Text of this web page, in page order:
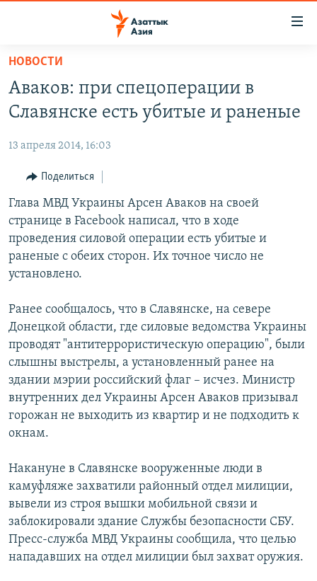
Вернуться
основному
содержанию
навигации
Вернутся
поиску
УЗБЕКИСТАН
ТАДЖИКИСТАН
НА ДРУГИХ ЯЗЫКАХ
ҚАЗАҚША
КЫРГЫЗЧА
ЎЗБЕКЧА
ТОҶИКӢ
TÜRKMENÇE
Все сайты РСЕ/РС
НОВОСТИ
Аваков: при спецоперации в
Славянске есть убитые и раненые
13 апреля 2014, 16:03
Поделиться
Глава МВД Украины Арсен Аваков на своей
странице в Facebook написал, что в ходе
проведения силовой операции есть убитые и
раненые с обеих сторон. Их точное число не
установлено.
Ранее сообщалось, что в Славянске, на севере
Донецкой области, где силовые ведомства Украины
проводят "антитеррористическую операцию", были
слышны выстрелы, а установленный ранее на
здании мэрии российский флаг – исчез. Министр
внутренних дел Украины Арсен Аваков призывал
горожан не выходить из квартир и не подходить к
окнам.
Накануне в Славянске вооруженные люди в
камуфляже захватили районный отдел милиции,
вывели из строя вышки мобильной связи и
заблокировали здание Службы безопасности СБУ.
Пресс-служба МВД Украины сообщила, что целью
нападавших на отдел милиции был захват оружия.